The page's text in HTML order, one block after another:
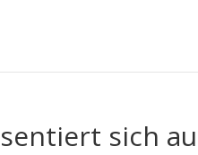
sich